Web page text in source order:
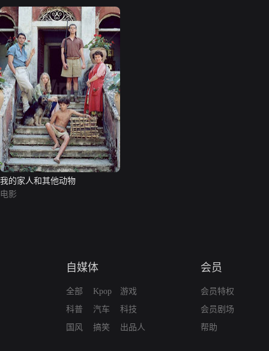
我的家人和其他动物
电影
自媒体
全部
科普
国风
Kpop
汽车
搞笑
游戏
科技
出品人
会员
会员特权
会员剧场
帮助